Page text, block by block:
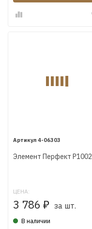
4-06303
Элемент Перфект P1002
ЦЕНА:
3 786 ₽ за шт.
В наличии